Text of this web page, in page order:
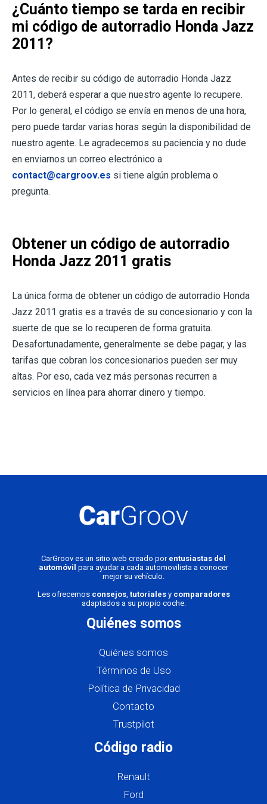
¿Cuánto tiempo se tarda en recibir
mi código de autorradio Honda Jazz
2011?
Antes de recibir su código de autorradio Honda Jazz
2011, deberá esperar a que nuestro agente lo recupere.
Por lo general, el código se envía en menos de una hora,
pero puede tardar varias horas según la disponibilidad de
nuestro agente. Le agradecemos su paciencia y no dude
en enviarnos un correo electrónico a
contact@cargroov.es si tiene algún problema o
pregunta.
Obtener un código de autorradio
Honda Jazz 2011 gratis
La única forma de obtener un código de autorradio Honda
Jazz 2011 gratis es a través de su concesionario y con la
suerte de que se lo recuperen de forma gratuita.
Desafortunadamente, generalmente se debe pagar, y las
tarifas que cobran los concesionarios pueden ser muy
altas. Por eso, cada vez más personas recurren a
servicios en línea para ahorrar dinero y tiempo.
CarGroov es un sitio web creado por entusiastas del
automóvil para ayudar a cada automovilista a conocer
mejor su vehículo.
Les ofrecemos consejos, tutorialesy comparadores
adaptados a su propio coche.
Quiénes somos
Quiénes somos
Términos de Uso
Política de Privacidad
Contacto
Trustpilot
Código radio
Renault
Ford